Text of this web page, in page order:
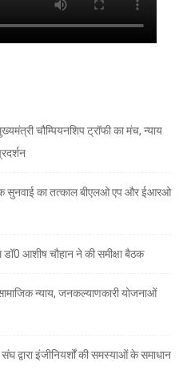
चौम्पियनशिप ट्रॉफी का मंच, न्याय
सुनवाई का तत्काल बीएलओ एप और ईआरओ
आशीष चौहान ने की समीक्षा बैठक
न्याय, जनकल्याणकारी योजनाओं
द्वारा इंजीनियर्शों की समस्याओं के समाधान